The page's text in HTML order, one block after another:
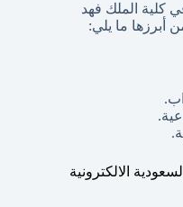
كلية الملك فهد
أبرزها ما يلي:
الالكترونية